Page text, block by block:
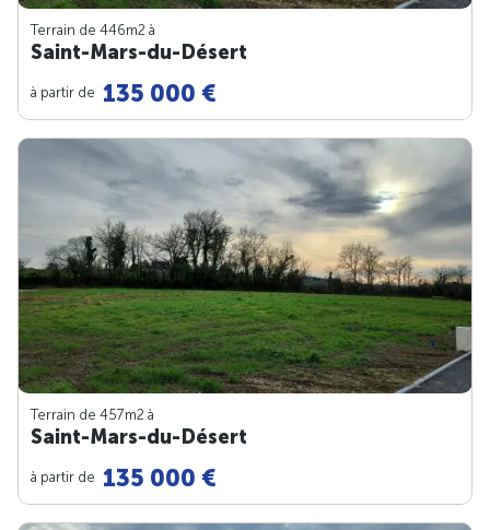
Terrain de 446m2 à
Saint-Mars-du-Désert
à partir de 135 000 €
Terrain de 457m2 à
Saint-Mars-du-Désert
à partir de 135 000 €